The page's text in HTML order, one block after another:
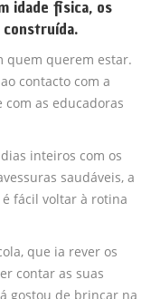
idade física, os
quem querem estar.
contacto com a
com as educadoras
inteiros com os
saudáveis, a
fácil voltar à rotina
que ia rever os
contar as suas
gostou de brincar na